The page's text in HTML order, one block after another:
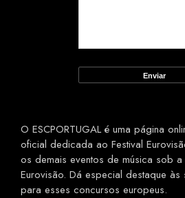
O ESCPORTUGAL é uma página
oficial dedicada ao Festival
os demais eventos de música sob
Eurovisão. Dá especial destaque
para esses concursos europeus.